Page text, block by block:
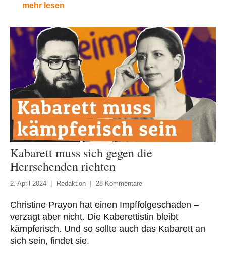
mehr lesen
Kabarett muss sich gegen die
Herrschenden richten
2. April 2024 Redaktion 28 Kommentare
Christine Prayon hat einen Impffolgeschaden –
verzagt aber nicht. Die Kaberettistin bleibt
kämpferisch. Und so sollte auch das Kabarett an
sich sein, findet sie.